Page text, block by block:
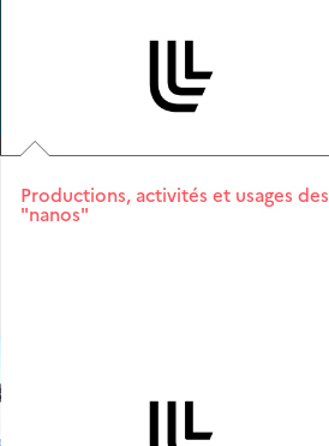
Productions, activités et usages des
"nanos"